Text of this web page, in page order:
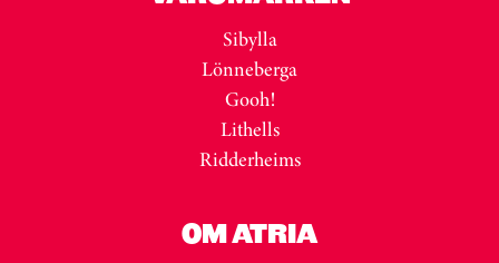
Sibylla
Lönneberga
Gooh!
Lithells
Ridderheims
OM ATRIA